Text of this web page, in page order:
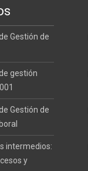
Gestión de
gestión
Gestión de
intermedios:
y